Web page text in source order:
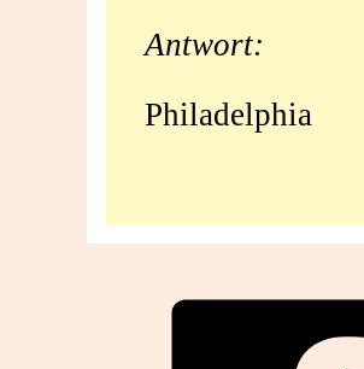
Antwort:
Philadelphia